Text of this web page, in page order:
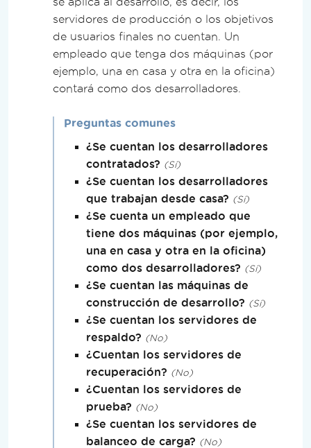
servidores de producción o los objetivos
de usuarios finales no cuentan. Un
empleado que tenga dos máquinas (por
ejemplo, una en casa y otra en la oficina)
contará como dos desarrolladores.
Preguntas comunes
¿Se cuentan los desarrolladores
contratados?
Sí
¿Se cuentan los desarrolladores
que trabajan desde casa?
Sí
¿Se cuenta un empleado que
tiene dos máquinas (por ejemplo,
una en casa y otra en la oficina)
como dos desarrolladores?
Sí
¿Se cuentan las máquinas de
construcción de desarrollo?
Sí
¿Se cuentan los servidores de
respaldo?
No
¿Cuentan los servidores de
recuperación?
No
¿Cuentan los servidores de
prueba?
No
¿Se cuentan los servidores de
balanceo de carga?
No